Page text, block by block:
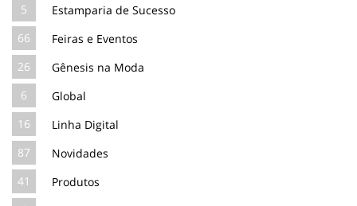
5
Estamparia de Sucesso
66
Feiras e Eventos
26
Gênesis na Moda
6
Global
16
Linha Digital
87
Novidades
41
Produtos